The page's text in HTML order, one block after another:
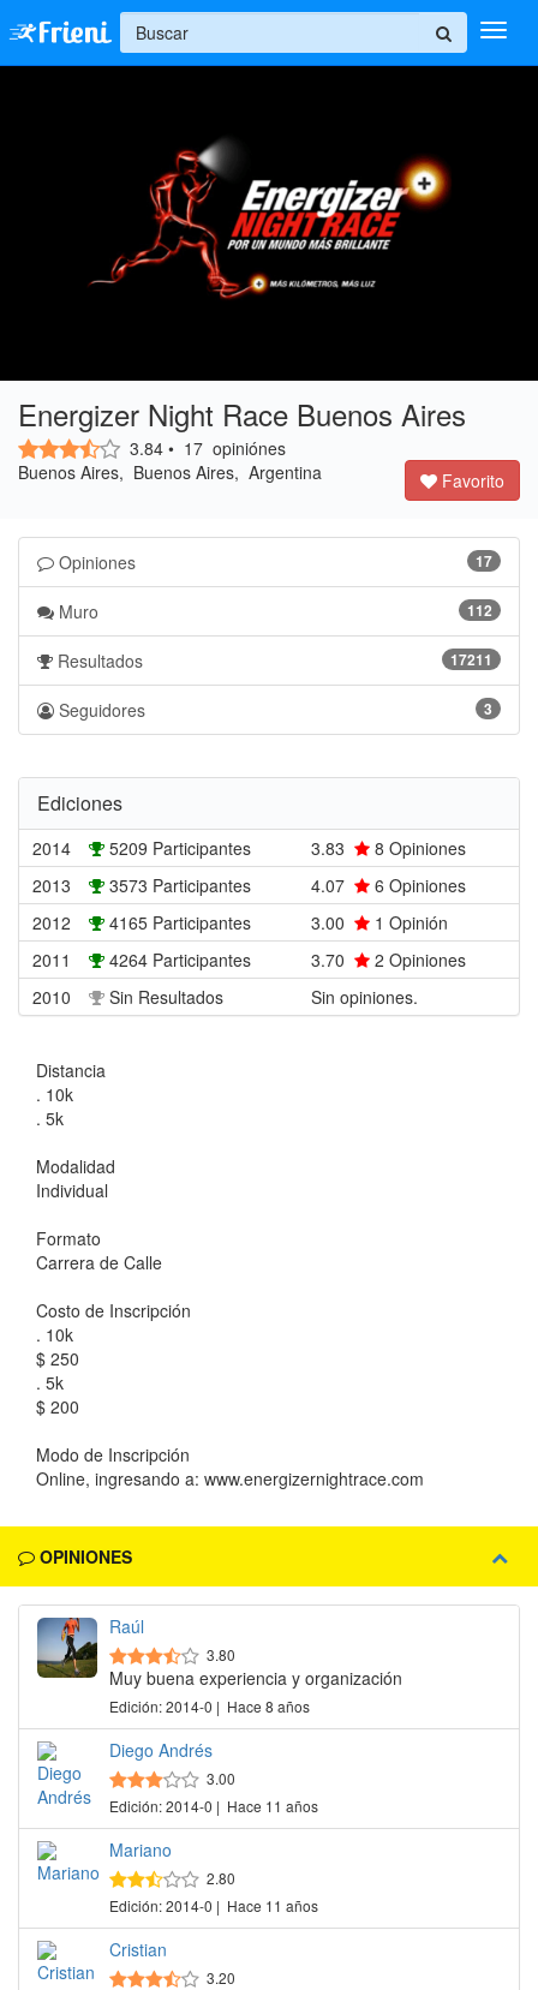
+
Energizer Night Race Buenos Aires
3.84 • 17 opiniónes
Buenos Aires, Buenos Aires, Argentina
Favorito
17
Opiniones
112
Muro
17211
Resultados
3
Seguidores
Ediciones
2014 5209 Participantes 3.83 8 Opiniones
2013
3573 Participantes 4.07 6 Opiniones
2012
4165 Participantes 3.00 1 Opinión
2011
4264 Participantes 3.70 2 Opiniones
2010
Sin Resultados Sin opiniones.
Distancia
. 10k
. 5k
Modalidad
Individual
Formato
Carrera de Calle
Costo de Inscripción
. 10k
$ 250
. 5k
$ 200
Modo de Inscripción
Online, ingresando a: www.energizernightrace.com
OPINIONES
Raúl
3.80
Muy buena experiencia y organización
Edición: 2014-0 | Hace 8 años
Diego Andrés
3.00
Edición: 2014-0 | Hace 11 años
Mariano
2.80
Edición: 2014-0 | Hace 11 años
Cristian
3.20